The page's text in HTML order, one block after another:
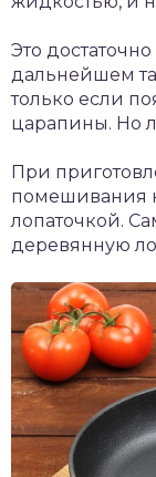
Это
дальнейшем
только если
царапины. Но
При
помешивания
лопаточкой.
деревянную